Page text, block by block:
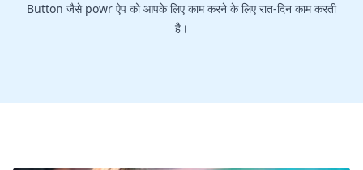
Button जैसे powr ऐप को आपके लिए काम करने के लिए रात-दिन काम करती
है।